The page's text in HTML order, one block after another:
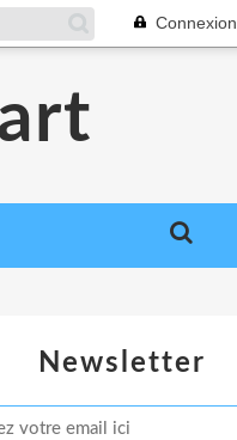
Connexion
Newsletter